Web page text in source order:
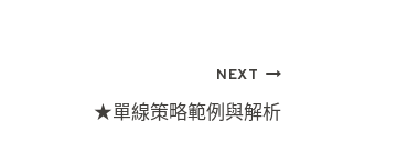
NEXT
★單線策略範例與解析